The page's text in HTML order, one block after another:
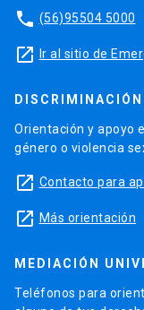
phone (56)95504 5000
launch Ir al sitio de
Orientación y apoyo
género o violencia
launch Contacto para
launch Más orientación
MEDIACIÓN
Teléfonos para